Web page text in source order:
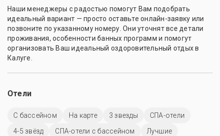
Наши менеджеры с радостью помогут Вам подобрать
идеальный вариант — просто оставьте онлайн-заявку или
позвоните по указанному номеру. Они уточнят все детали
проживания, особенности банных программ и помогут
организовать Ваш идеальный оздоровительный отдых в
Калуге.
Отели
C бассейном На карте 3 звезды
СПА-отели
4-5 звёзд
СПА-отели с бассейном
Лучшие